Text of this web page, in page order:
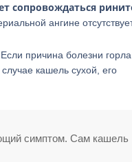
сопровождаться
ангине
причина болезни
кашель сухой, его
симптом. Сам кашель